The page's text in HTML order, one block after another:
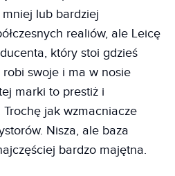
lub bardziej
realiów, ale Leicę
który stoi gdzieś
swoje i ma w nosie
marki to prestiż i
jak wzmacniacze
Nisza, ale baza
bardzo majętna.